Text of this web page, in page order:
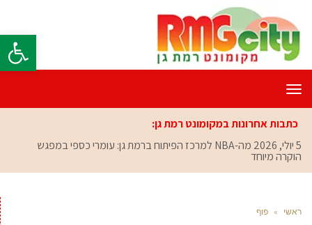
פתח
תפריט
כתבות אחרונות במקומונט רמת גן:
5 יולי, 2026
מה-NBA למרכז הפיתוח ברמת גן: עומרי כספי במפגש
הוקרה מיוחד
ראשי » פוף